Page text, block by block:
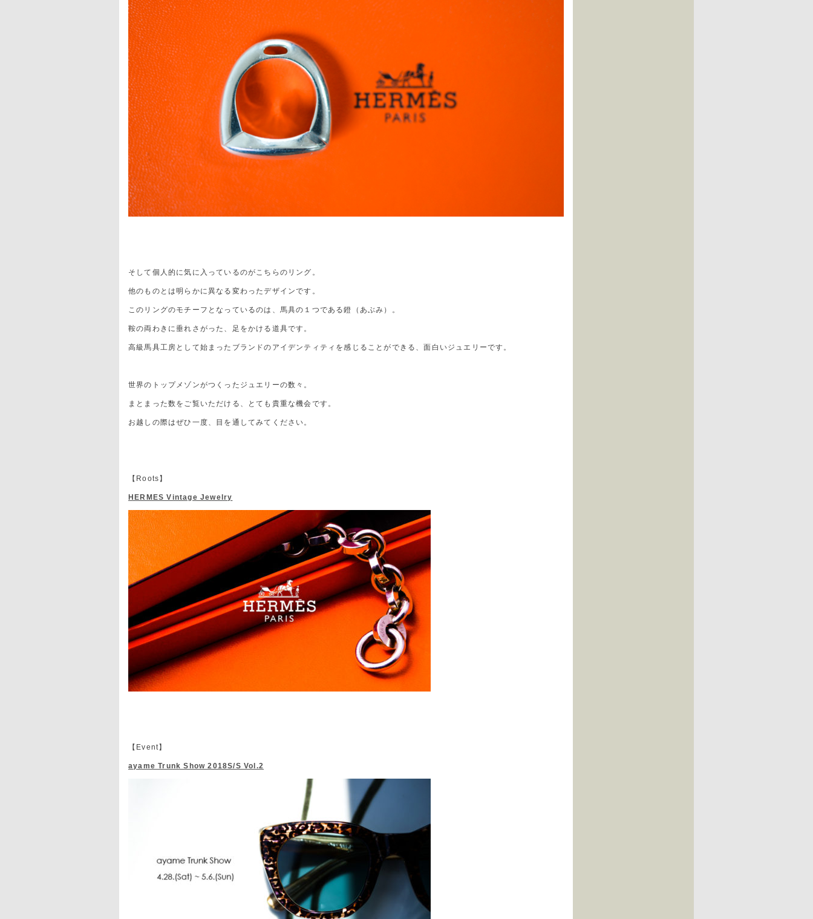
そして個人的に気に入っているのがこちらのリング。
他のものとは明らかに異なる変わったデザインです。
このリングのモチーフとなっているのは、馬具の１つである鐙（あぶみ）。
鞍の両わきに垂れさがった、足をかける道具です。
高級馬具工房として始まったブランドのアイデンティティを感じることができる、面白いジュエリーです。
世界のトップメゾンがつくったジュエリーの数々。
まとまった数をご覧いただける、とても貴重な機会です。
お越しの際はぜひ一度、目を通してみてください。
【Roots】
HERMES Vintage Jewelry
【Event】
ayame Trunk Show 2018S/S Vol.2